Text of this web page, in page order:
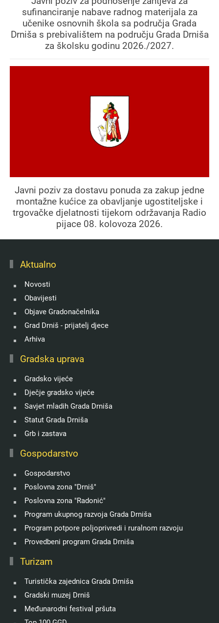
sufinanciranje nabave radnog materijala za
učenike osnovnih škola sa područja Grada
Drniša s prebivalištem na području Grada Drniša
za školsku godinu 2026./2027.
Javni poziv za dostavu ponuda za zakup jedne
montažne kućice za obavljanje ugostiteljske i
trgovačke djelatnosti tijekom održavanja Radio
pijace 08. kolovoza 2026.
Aktualno
Novosti
Obavijesti
Objave Gradonačelnika
Grad Drniš - prijatelj djece
Arhiva
Gradska uprava
Gradsko vijeće
Dječje gradsko vijeće
Savjet mladih Grada Drniša
Statut Grada Drniša
Grb i zastava
Gospodarstvo
Gospodarstvo
Poslovna zona "Drniš"
Poslovna zona "Radonić"
Program ukupnog razvoja Grada Drniša
Program potpore poljoprivredi i ruralnom razvoju
Provedbeni program Grada Drniša
Turizam
Turistička zajednica Grada Drniša
Gradski muzej Drniš
Međunarodni festival pršuta